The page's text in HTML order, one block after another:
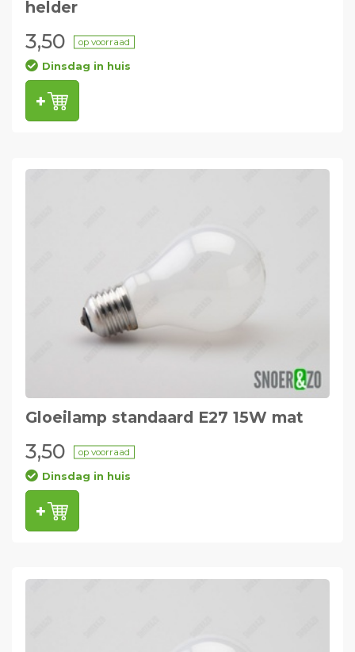
helder
3,50 op voorraad
Dinsdag in huis
Gloeilamp standaard E27 15W mat
3,50 op voorraad
Dinsdag in huis